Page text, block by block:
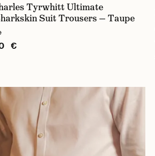
Tyrwhitt Ultimate
Suit Trousers — Taupe
€